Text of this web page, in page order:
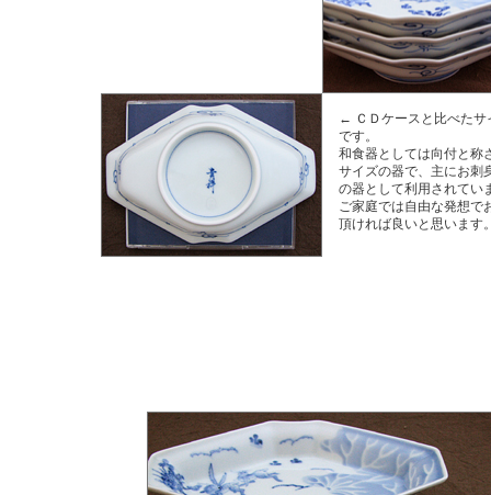
← ＣＤケースと比べたサ
です。
和食器としては向付と称
サイズの器で、主にお刺
の器として利用されてい
ご家庭では自由な発想で
頂ければ良いと思います